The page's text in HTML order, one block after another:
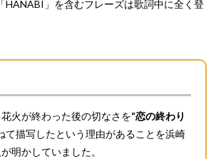
HANABI」を含むフレーズは歌詞中に全く登
火が終わった後の切なさを“恋の終わり
て描写したという理由があることを浜崎
明かしていました。